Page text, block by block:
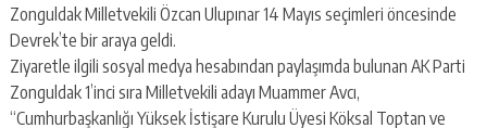
Zonguldak Milletvekili Özcan Ulupınar 14 Mayıs seçimleri öncesinde
Devrek’te bir araya geldi.
Ziyaretle ilgili sosyal medya hesabından paylaşımda bulunan AK Parti
Zonguldak 1’inci sıra Milletvekili adayı Muammer Avcı,
“Cumhurbaşkanlığı Yüksek İstişare Kurulu Üyesi Köksal Toptan ve